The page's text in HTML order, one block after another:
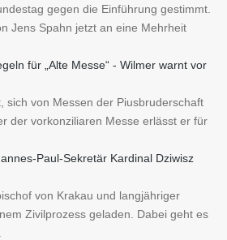
gegen die Einführung gestimmt.
Jens Spahn jetzt an eine Mehrheit
für „Alte Messe“ - Wilmer warnt vor
sich von Messen der Piusbruderschaft
der vorkonziliaren Messe erlässt er für
Paul-Sekretär Kardinal Dziwisz
von Krakau und langjähriger
Zivilprozess geladen. Dabei geht es